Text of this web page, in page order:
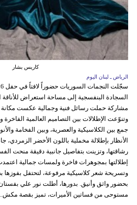
كاريس بشار
الرياض ـ لبنان اليوم
السجادة البنفسجية إلى مساحة استعراض للأناقة
مشاركة حملت رسائل فنية وجمالية عكست مكانة
وتنوّعت الإطلالات بين التصاميم العالمية الفاخرة
جمع بين الكلاسيكية والعصرية، وبين الفخامة
الأنظار بإطلالة مخملية باللون الأخضر
رشاقتها، وتزينت بتفاصيل جانبية دقيقة منحت
إطلالتها بمجوهرات فاخرة ولمسات جمالية
وتسريحة شعر كلاسيكية مرفوعة، لتحتفل بفوزها
بحضور واثق وأنيق. بدورها، أطلت نور علي
مستوحى من فساتين الأميرات، تميز بقصة